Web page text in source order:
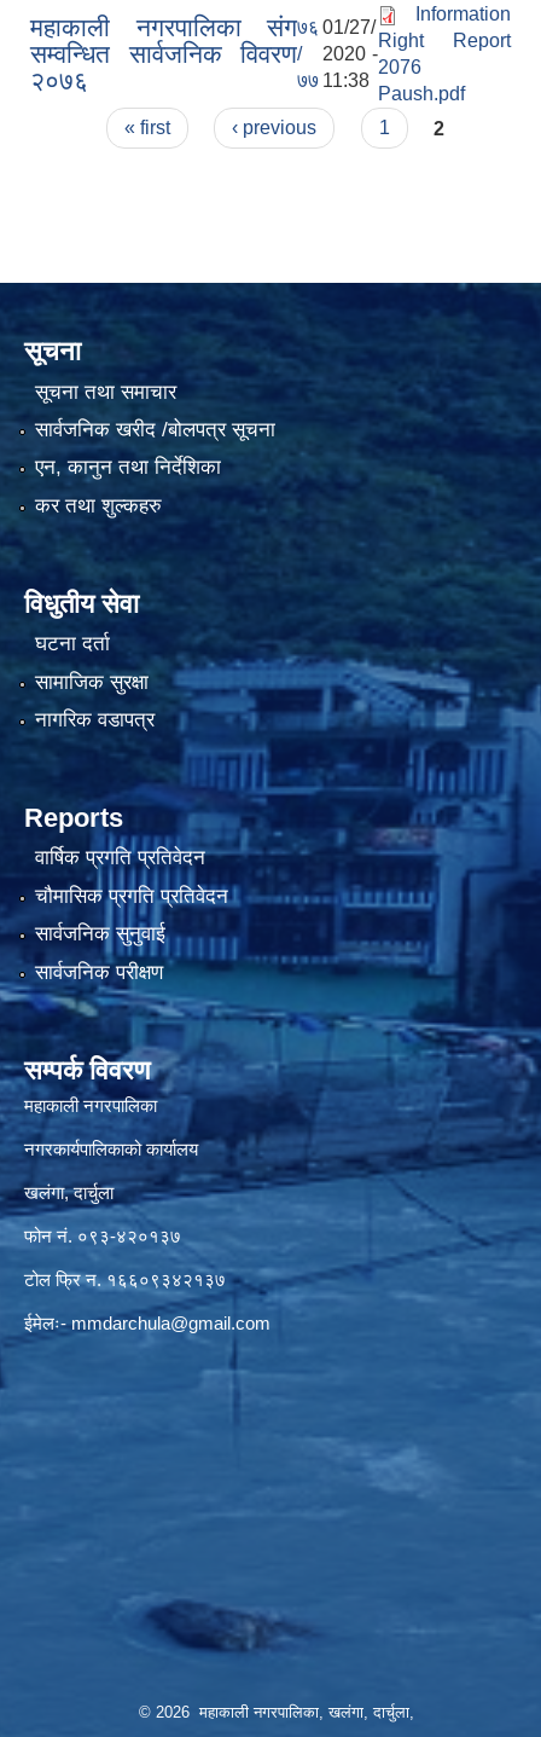
महाकाली नगरपालिका संग
सम्वन्धित सार्वजनिक विवरण
२०७६
७६
/
७७
01/27/
2020 -
11:38
Information
Right Report
2076
Paush.pdf
Pages« first ‹ previous 1 2
सूचना
सूचना तथा समाचार
सार्वजनिक खरीद /बोलपत्र सूचना
एन, कानुन तथा निर्देशिका
कर तथा शुल्कहरु
विधुतीय सेवा
घटना दर्ता
सामाजिक सुरक्षा
नागरिक वडापत्र
Reports
वार्षिक प्रगति प्रतिवेदन
चौमासिक प्रगति प्रतिवेदन
सार्वजनिक सुनुवाई
सार्वजनिक परीक्षण
सम्पर्क विवरण
महाकाली नगरपालिका
नगरकार्यपालिकाको कार्यालय
खलंगा, दार्चुला
फोन नं. ०९३-४२०१३७
टोल फ्रि न. १६६०९३४२१३७
ईमेलः-mmdarchula@gmail.com
© 2026 महाकाली नगरपालिका, खलंगा, दार्चुला,